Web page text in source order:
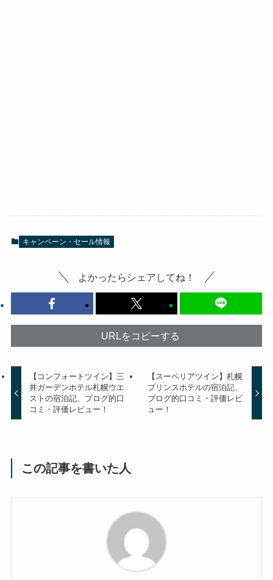
キャンペーン・セール情報
よかったらシェアしてね！
URLをコピーする
【コンフォートツイン】三
井ガーデンホテル札幌ウエ
ストの宿泊記、ブログ的口
コミ・評価レビュー！
【スーペリアツイン】札幌
プリンスホテルの宿泊記、
ブログ的口コミ・評価レビ
ュー！
この記事を書いた人